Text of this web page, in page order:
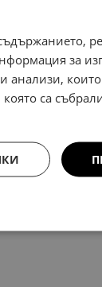
за
анализи,
са